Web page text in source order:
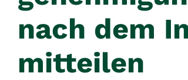
nach dem
mitteilen